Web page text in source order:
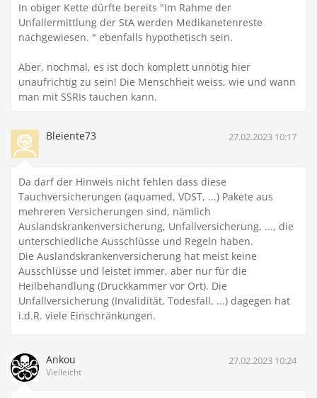
In obiger Kette dürfte bereits "Im Rahme der
Unfallermittlung der StA werden Medikanetenreste
nachgewiesen. " ebenfalls hypothetisch sein.
Aber, nochmal, es ist doch komplett unnötig hier
unaufrichtig zu sein! Die Menschheit weiss, wie und wann
man mit SSRIs tauchen kann.
Bleiente73 27.02.2023 10:17
Da darf der Hinweis nicht fehlen dass diese
Tauchversicherungen (aquamed, VDST, ...) Pakete aus
mehreren Versicherungen sind, nämlich
Auslandskrankenversicherung, Unfallversicherung, ..., die
unterschiedliche Ausschlüsse und Regeln haben.
Die Auslandskrankenversicherung hat meist keine
Ausschlüsse und leistet immer, aber nur für die
Heilbehandlung (Druckkammer vor Ort). Die
Unfallversicherung (Invalidität, Todesfall, ...) dagegen hat
i.d.R. viele Einschränkungen.
Ankou
Vielleicht
27.02.2023 10:24